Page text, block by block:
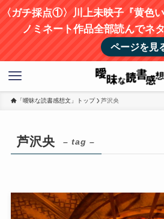
〈ガチ採点①〉川上未映子『黄色
ノミネート作品全部読んでネ
ページを見
「曖昧な読書感想文」トップ 芦沢央
芦沢央 – tag –